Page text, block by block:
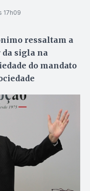
17h09
ressaltam a
da sigla na
do mandato